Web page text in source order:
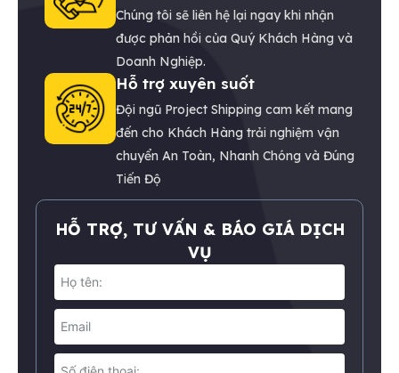
Chúng tôi sẽ liên hệ lại ngay khi nhận
được phản hồi của Quý Khách Hàng và
Doanh Nghiệp.
Hỗ trợ xuyên suốt
Đội ngũ Project Shipping cam kết mang
đến cho Khách Hàng trải nghiệm vận
chuyển An Toàn, Nhanh Chóng và Đúng
Tiến Độ
HỖ TRỢ, TƯ VẤN & BÁO GIÁ DỊCH
VỤ